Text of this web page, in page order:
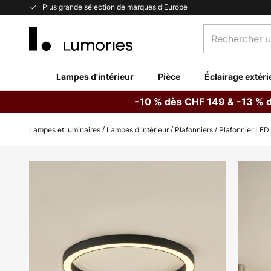
Plus grande sélection de marques d'Europe
Allez
un
catégorie...
Lampes d'intérieur Pièce Éclairage
-10 % dès CHF 149 & -13 %
Lampes et luminaires Lampes d'intérieur Plafonniers Plafonnier